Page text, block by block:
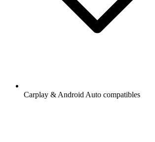
Carplay & Android Auto compatibles